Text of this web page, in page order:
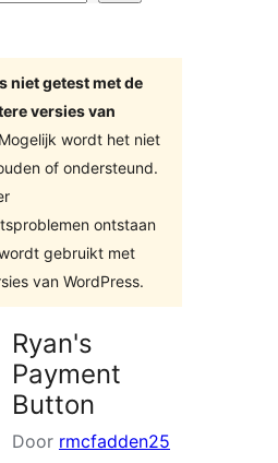
niet getest met de
versies van
wordt het niet
of ondersteund.
ontstaan
gebruikt met
van WordPress.
Ryan's
Payment
Button
Door rmcfadden25